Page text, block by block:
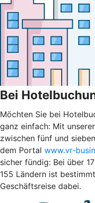
Bei
Möchten Sie bei
ganz einfach: Mit
zwischen fünf und
dem Portal www.vr-
sicher fündig: Bei über
155 Ländern ist
Geschäftsreise dabei.